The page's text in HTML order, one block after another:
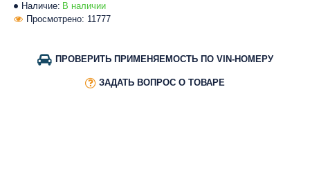
Наличие: В наличии
Просмотрено: 11777
ПРОВЕРИТЬ ПРИМЕНЯЕМОСТЬ ПО VIN-НОМЕРУ
ЗАДАТЬ ВОПРОС О ТОВАРЕ